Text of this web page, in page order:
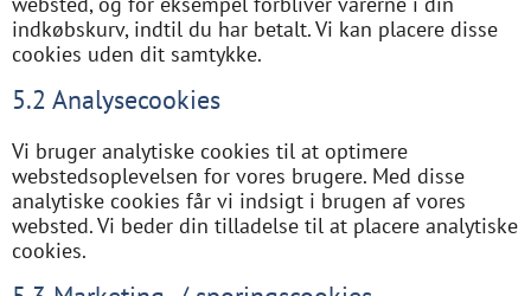
indkøbskurv, indtil du har betalt. Vi kan placere disse
cookies uden dit samtykke.
5.2 Analysecookies
Vi bruger analytiske cookies til at optimere
webstedsoplevelsen for vores brugere. Med disse
analytiske cookies får vi indsigt i brugen af ​​vores
websted. Vi beder din tilladelse til at placere analytiske
cookies.